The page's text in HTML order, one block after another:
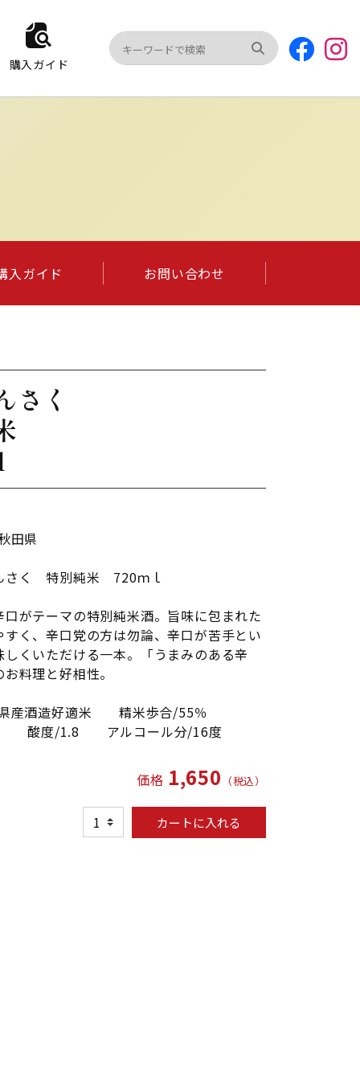
購入ガイド
入ガイド お問い合わせ
さく
田県
さく 特別純米 720ｍｌ
口がテーマの特別純米酒。旨味に包まれた
すく、辛口党の方は勿論、辛口が苦手とい
くいただける一本。「うまみのある辛
料理と好相性。
産酒造好適米 精米歩合/55％
酸度/1.8 アルコール分/16度
価格 1,650 （税込）
カートに入れる